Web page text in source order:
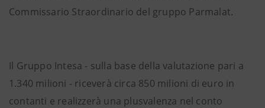
Commissario Straordinario del gruppo Parmalat.
Il Gruppo Intesa - sulla base della valutazione pari a
1.340 milioni - riceverà circa 850 milioni di euro in
contanti e realizzerà una plusvalenza nel conto